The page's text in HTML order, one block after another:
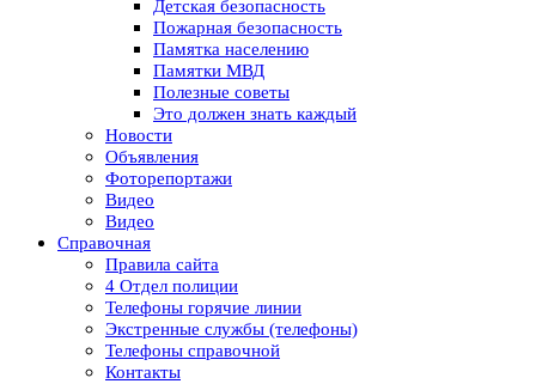
Детская безопасность
Пожарная безопасность
Памятка населению
Памятки МВД
Полезные советы
Это должен знать каждый
Новости
Объявления
Фоторепортажи
Видео
Видео
Справочная
Правила сайта
4 Отдел полиции
Телефоны горячие линии
Экстренные службы (телефоны)
Телефоны справочной
Контакты